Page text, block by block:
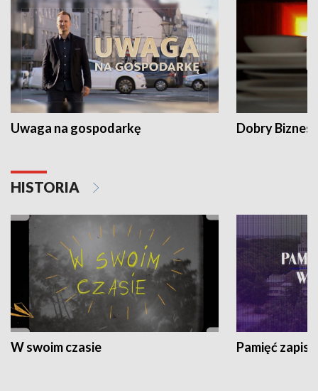
Uwaga na gospodarkę Dobry Biznes
HISTORIA
W swoim czasie Pamięć